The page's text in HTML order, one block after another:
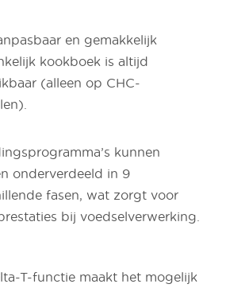
en gemakkelijk
kookboek is altijd
(alleen op CHC-
kunnen
onderverdeeld in 9
fasen, wat zorgt voor
bij voedselverwerking.
T-functie maakt het mogelijk